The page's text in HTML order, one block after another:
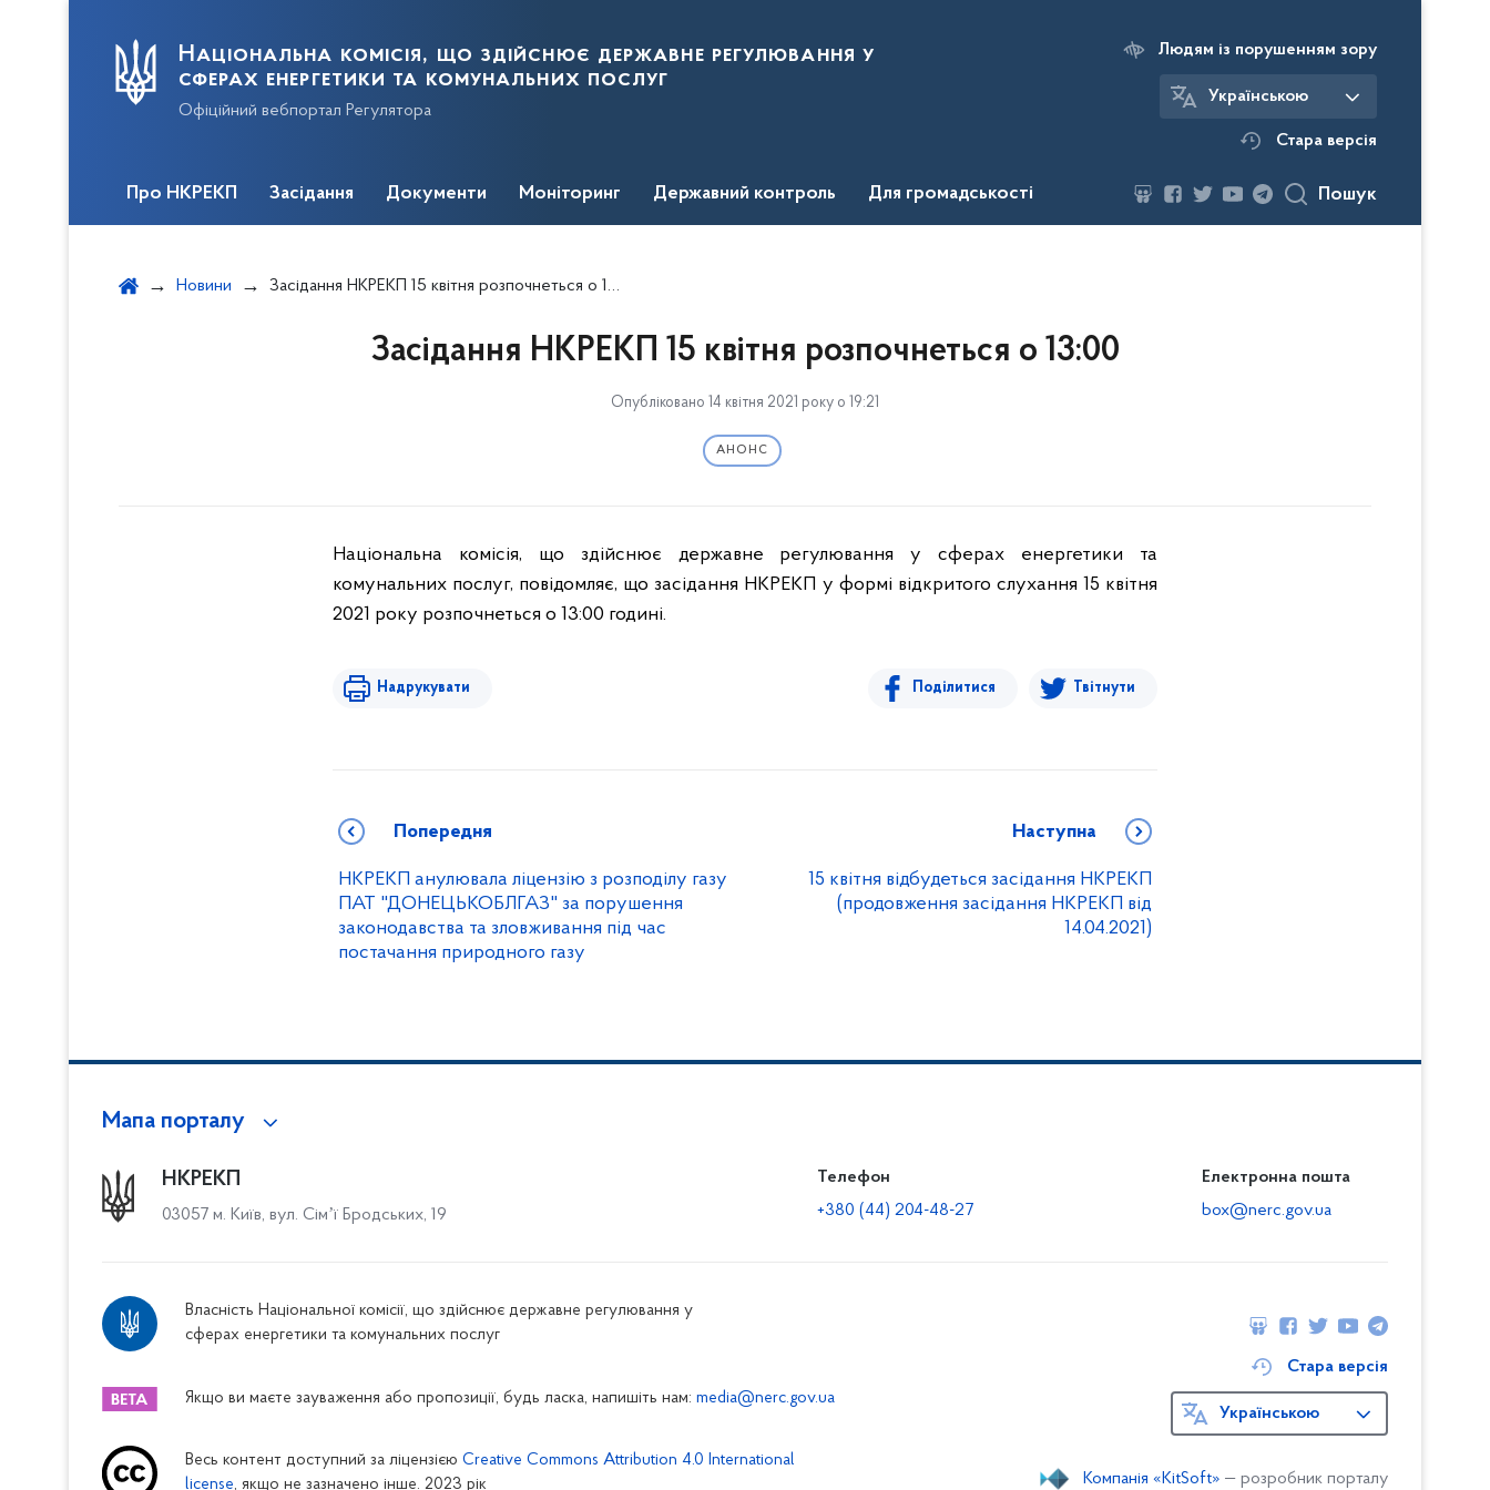
Національна комісія, що здійснює державне регулювання у
сферах енергетики та комунальних послуг
Офіційний вебпортал Регулятора
Людям із порушенням зору
Українською
Стара версія
Про НКРЕКП Засідання Документи Моніторинг Державний контроль Для громадськості Пошук
Новини Засідання НКРЕКП 15 квітня розпочнеться о 13:00
Засідання НКРЕКП 15 квітня розпочнеться о 13:00
Опубліковано 14 квітня 2021 року о 19:21
АНОНС
Національна комісія, що здійснює державне регулювання у сферах енергетики та
комунальних послуг, повідомляє, що засідання НКРЕКП у формі відкритого слухання 15 квітня
2021 року розпочнеться о 13:00 годині.
Надрукувати Поділитися Твітнути
Попередня
НКРЕКП анулювала ліцензію з розподілу газу
ПАТ "ДОНЕЦЬКОБЛГАЗ" за порушення
законодавства та зловживання під час
постачання природного газу
Наступна
15 квітня відбудеться засідання НКРЕКП
(продовження засідання НКРЕКП від
14.04.2021)
Мапа порталу
НКРЕКП
03057 м. Київ, вул. Сімʼї Бродських, 19
Телефон
+380 (44) 204-48-27
Електронна пошта
box@nerc.gov.ua
Власність Національної комісії, що здійснює державне регулювання у
сферах енергетики та комунальних послуг
Стара версія
Українською
Якщо ви маєте зауваження або пропозиції, будь ласка, напишіть нам: media@nerc.gov.ua
Весь контент доступний за ліцензією Creative Commons Attribution 4.0 International
license, якщо не зазначено інше. 2023 рік Компанія «KitSoft» — розробник порталу